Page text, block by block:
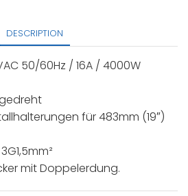
DESCRIPTION
50/60Hz / 16A / 4000W
für 483mm (19″)
mit Doppelerdung.